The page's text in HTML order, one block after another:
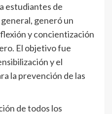
estudiantes de
generó un
y concientización
El objetivo fue
y el
la prevención de las
de todos los